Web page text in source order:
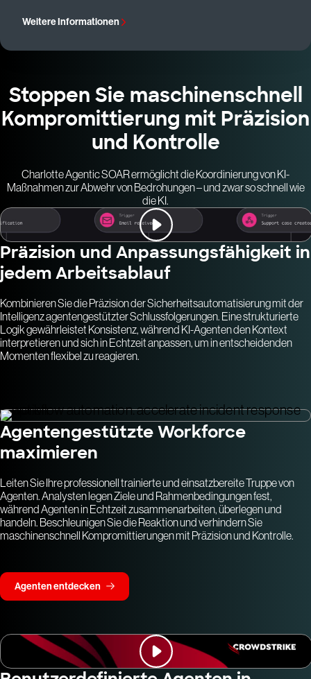
Weitere Informationen
Stoppen Sie maschinenschnell
Kompromittierung mit Präzision
und Kontrolle
Charlotte Agentic SOAR ermöglicht die Koordinierung von KI-
Maßnahmen zur Abwehr von Bedrohungen – und zwar so schnell wie
die KI.
Präzision und Anpassungsfähigkeit in
jedem Arbeitsablauf
Kombinieren Sie die Präzision der Sicherheitsautomatisierung mit der
Intelligenz agentengestützter Schlussfolgerungen. Eine strukturierte
Logik gewährleistet Konsistenz, während KI-Agenten den Kontext
interpretieren und sich in Echtzeit anpassen, um in entscheidenden
Momenten flexibel zu reagieren.
Agentengestützte Workforce
maximieren
Leiten Sie Ihre professionell trainierte und einsatzbereite Truppe von
Agenten. Analysten legen Ziele und Rahmenbedingungen fest,
während Agenten in Echtzeit zusammenarbeiten, überlegen und
handeln. Beschleunigen Sie die Reaktion und verhindern Sie
maschinenschnell Kompromittierungen mit Präzision und Kontrolle.
Agenten entdecken